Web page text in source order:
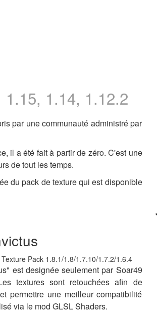
1.14, 1.12.2
par une communauté administré par
il a été fait à partir de zéro. C'est une
de tout les temps.
du pack de texture qui est disponible
est designée seulement par Soar49
textures sont retouchées afin de
permettre une meilleur compatibilité
via le mod GLSL Shaders.